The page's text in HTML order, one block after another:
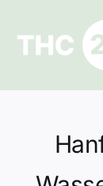
springen
Ratgeber
Hilfe und